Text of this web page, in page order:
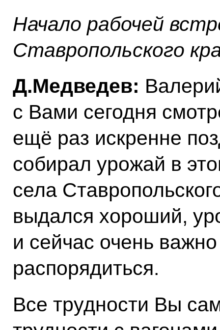
Начало рабочей
Ставропольского
Д.Медведев:
с Вами сегодня
ещё раз искренне
собирал урожай в
села
выдался хороший,
и сейчас очень
распорядиться.
Все трудности Вы